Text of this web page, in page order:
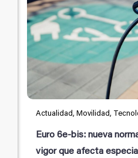
Actualidad, Movilidad,
Euro 6e-bis: nueva
vigor que afecta